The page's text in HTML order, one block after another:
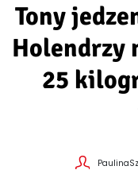
Tony
Holendrzy
25